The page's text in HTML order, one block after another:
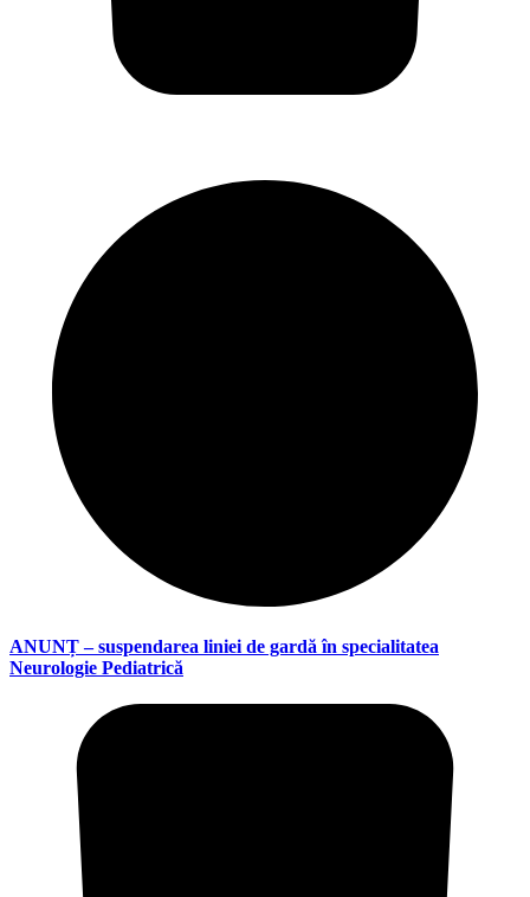
ANUNȚ – suspendarea liniei de gardă în specialitatea
Neurologie Pediatrică